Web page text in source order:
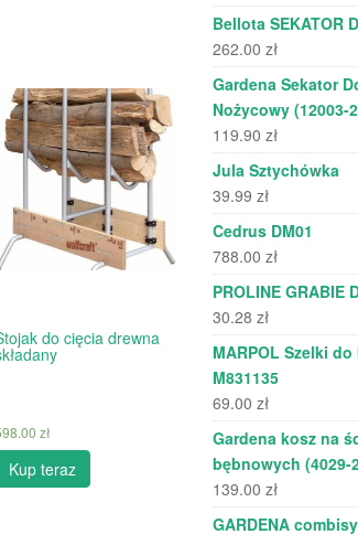
do cięcia drewna
zł
Kup teraz
Bellota SEKATOR
262.00 zł
Gardena Sekator
Nożycowy (12003-
119.90 zł
Jula Sztychówka
39.99 zł
Cedrus DM01
788.00 zł
PROLINE GRABIE
30.28 zł
MARPOL Szelki
M831135
69.00 zł
Gardena kosz na
bębnowych (4029-
139.00 zł
GARDENA